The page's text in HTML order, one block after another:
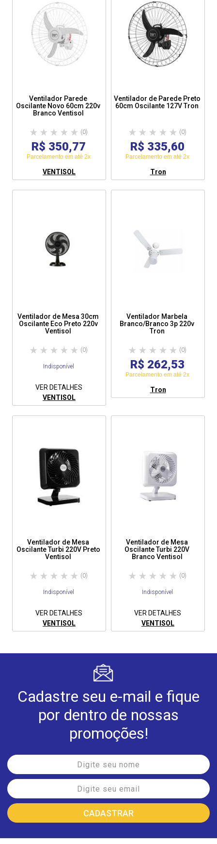
Ventilador Parede
Oscilante Novo 60cm 220v
Branco Ventisol
(0)
R$ 350,77
Parcelamento em até 2x
VENTISOL
Ventilador de Parede Preto
60cm Oscilante 127V Tron
(0)
R$ 335,60
Parcelamento em até 2x
Tron
Ventilador de Mesa 30cm
Oscilante Eco Preto 220v
Ventisol
(0)
Indisponível
VER DETALHES
VENTISOL
Ventilador Marbela
Branco/Branco 3p 220v
Tron
(0)
R$ 262,53
Parcelamento em até 2x
Tron
Ventilador de Mesa
Oscilante Turbi 220V Preto
Ventisol
(0)
Indisponível
VER DETALHES
VENTISOL
Ventilador de Mesa
Oscilante Turbi 220V
Branco Ventisol
(0)
Indisponível
VER DETALHES
VENTISOL
Cadastre seu e-mail e fique
por dentro de nossas
promoções!